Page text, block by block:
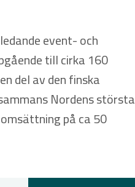
event- och
till cirka 160
del av den finska
Nordens största
på ca 50